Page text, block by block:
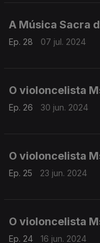
A Música Sacra
Ep. 28 07 jul. 2024
O violoncelista
Ep. 26 30 jun. 2024
O violoncelista
Ep. 25 23 jun. 2024
O violoncelista
Ep. 24 16 jun. 2024